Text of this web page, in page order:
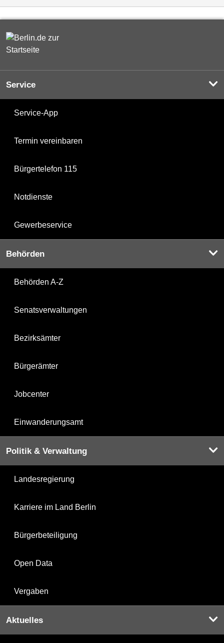
Service
Service-App
Termin vereinbaren
Bürgertelefon 115
Notdienste
Gewerbeservice
Behörden
Behörden A-Z
Senatsverwaltungen
Bezirksämter
Bürgerämter
Jobcenter
Einwanderungsamt
Politik & Verwaltung
Landesregierung
Karriere im Land Berlin
Bürgerbeteiligung
Open Data
Vergaben
Aktuelles